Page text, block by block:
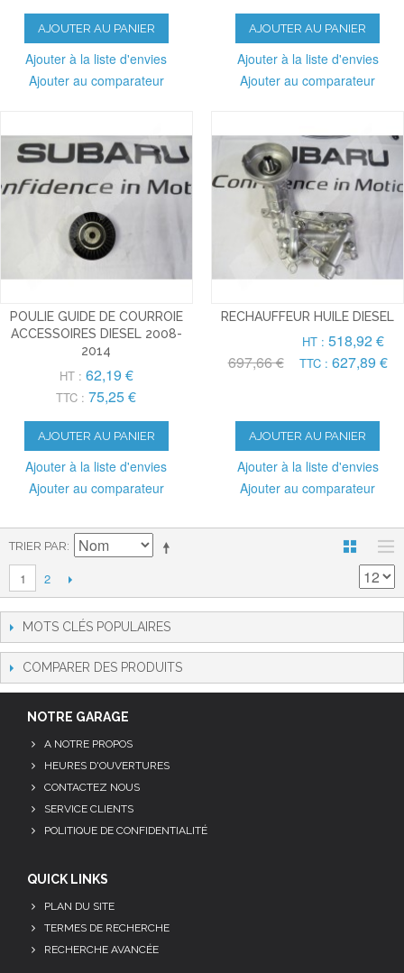
AJOUTER AU PANIER
Ajouter à la liste d'envies
Ajouter au comparateur
AJOUTER AU PANIER
Ajouter à la liste d'envies
Ajouter au comparateur
POULIE GUIDE DE COURROIE
ACCESSOIRES DIESEL 2008-
2014
HT : 62,19 €
TTC : 75,25 €
AJOUTER AU PANIER
Ajouter à la liste d'envies
Ajouter au comparateur
RECHAUFFEUR HUILE DIESEL
697,66 €
HT : 518,92 €
TTC : 627,89 €
AJOUTER AU PANIER
Ajouter à la liste d'envies
Ajouter au comparateur
TRIER PAR
1 2
MOTS CLÉS POPULAIRES
COMPARER DES PRODUITS
NOTRE GARAGE
A NOTRE PROPOS
HEURES D'OUVERTURES
CONTACTEZ NOUS
SERVICE CLIENTS
POLITIQUE DE CONFIDENTIALITÉ
QUICK LINKS
PLAN DU SITE
TERMES DE RECHERCHE
RECHERCHE AVANCÉE